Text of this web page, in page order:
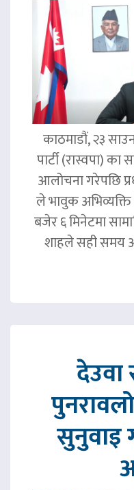
काठमाडौं, २३
पार्टी (रास्वपा)
आलोचना गरेपछि
ले भावुक अभिव्यक्ति
बजेर ६ मिनेटमा
शाहले सही
सुनुवाइ